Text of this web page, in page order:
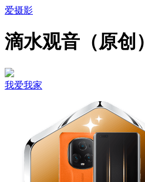
爱摄影
滴水观音（原创）
我爱我家